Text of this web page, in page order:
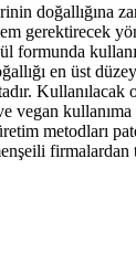
doğallığına
gerektirecek
formunda
en üst
Kullanılacak
vegan
metodları